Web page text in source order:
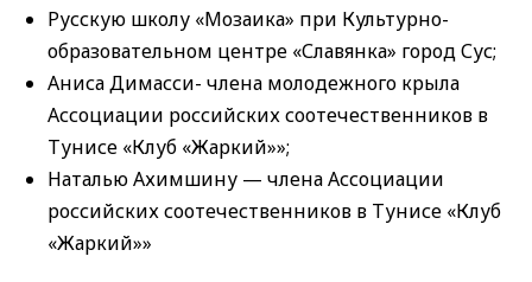
Русскую школу «Мозаика» при Культурно-
образовательном центре «Славянка» город Сус;
Аниса Димасси- члена молодежного крыла
Ассоциации российских соотечественников в
Тунисе «Клуб «Жаркий»»;
Наталью Ахимшину — члена Ассоциации
российских соотечественников в Тунисе «Клуб
«Жаркий»»